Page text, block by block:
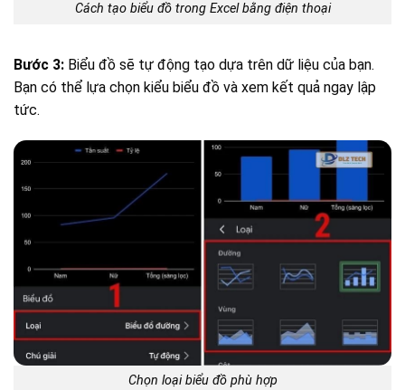
Cách tạo biểu đồ trong Excel bằng điện thoại
Bước 3: Biểu đồ sẽ tự động tạo dựa trên dữ liệu của bạn.
Bạn có thể lựa chọn kiểu biểu đồ và xem kết quả ngay lập
tức.
Chọn loại biểu đồ phù hợp